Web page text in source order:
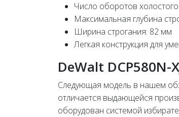
Число оборотов
Максимальная глубина
Ширина строгания: 82 мм
Легкая конструкция для
DeWalt DCP580N-
Следующая модель в нашем
отличается выдающейся
оборудован системой